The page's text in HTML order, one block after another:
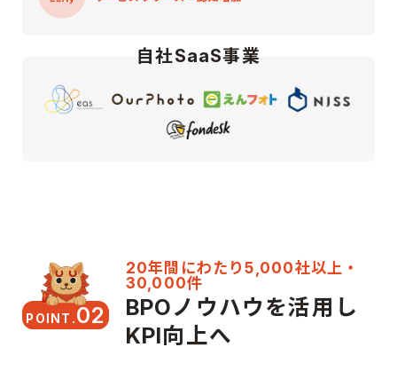
自社SaaS事業
POINT.02
20年間にわたり5,000社以上・
30,000件
BPOノウハウを活用し
KPI向上へ